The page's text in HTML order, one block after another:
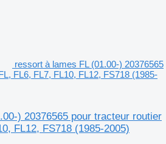
ressort à lames FL (01.00-) 20376565
FL6, FL7, FL10, FL12, FS718 (1985-
) 20376565 pour tracteur routier
FL12, FS718 (1985-2005)